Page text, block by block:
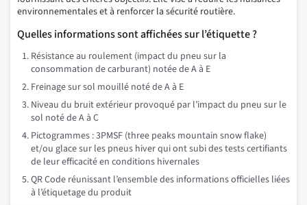
environnementales et à renforcer la sécurité routière.
Quelles informations sont affichées sur l’étiquette ?
Résistance au roulement (impact du pneu sur la
consommation de carburant) notée de A à E
Freinage sur sol mouillé noté de A à E
Niveau du bruit extérieur provoqué par l’impact du pneu sur le
sol noté de A à C
Pictogrammes : 3PMSF (three peaks mountain snow flake)
et/ou glace sur les pneus hiver qui ont subi des tests certifiants
de leur efficacité en conditions hivernales
QR Code réunissant l’ensemble des informations officielles liées
à l’étiquetage du produit